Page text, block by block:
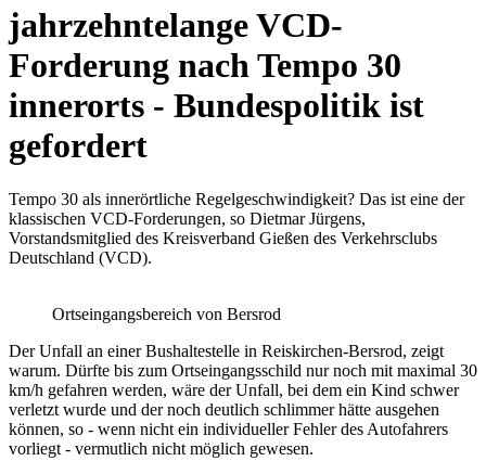
jahrzehntelange VCD-
Forderung nach Tempo 30
innerorts - Bundespolitik ist
gefordert
Tempo 30 als innerörtliche Regelgeschwindigkeit? Das ist eine der
klassischen VCD-Forderungen, so Dietmar Jürgens,
Vorstandsmitglied des Kreisverband Gießen des Verkehrsclubs
Deutschland (VCD).
Ortseingangsbereich von Bersrod
Der Unfall an einer Bushaltestelle in Reiskirchen-Bersrod, zeigt
warum. Dürfte bis zum Ortseingangsschild nur noch mit maximal 30
km/h gefahren werden, wäre der Unfall, bei dem ein Kind schwer
verletzt wurde und der noch deutlich schlimmer hätte ausgehen
können, so - wenn nicht ein individueller Fehler des Autofahrers
vorliegt - vermutlich nicht möglich gewesen.